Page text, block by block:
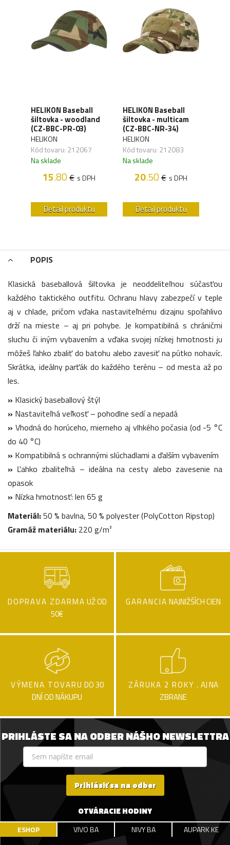
HELIKON Baseball
šiltovka - woodland
(CZ-BBC-PR-03)
HELIKON
Kód tovaru: 212067
Na sklade
15.80€ s DPH
Detail produktu
HELIKON Baseball
šiltovka - multicam
(CZ-BBC-NR-34)
HELIKON
Kód tovaru: 212083
Na sklade
20.50€ s DPH
Detail produktu
POPIS
Klasická baseballová šiltovka je neoddeliteľnou súčasťou
každého taktického outfitu. Ochranu hlavy zabezpečí v teple
aj v chlade, pričom vďaka nastaviteľnému dizajnu spoľahlivo
drží na mieste – aj pri pohybe. Je kompatibilná s chráničmi
sluchu či iným vybavením a vďaka svojej nízkej hmotnosti ju
môžeš ľahko zbaliť do batohu alebo zavesiť na pútko nohavíc.
Skrátka, ideálny parťák do každého terénu – od mesta až po
les.
» Klasický baseballový štýl
» Nastaviteľná veľkosť – pohodlne sedí a nepadá
» Vhodná do horúceho, mierneho aj vlhkého počasia (od -5 °C
do 40 °C)
» Kompatibilná s ochrannými slúchadlami a ďalším vybavením
» Ľahko zbaliteľná – ideálna na cesty alebo zavesenie na
opasok
» Nízka hmotnosť: len 65 g
Materiál:50 % bavlna, 50 % polyester (PolyCotton Ripstop)
Gramáž materiálu: 220 g/m²
DOPRAVA ZDARMA UŽ OD
50€
GARANCIA NAJNIŽŠÍCH CIEN
VÝMENA TOVARU DO 30
DNÍ OD NÁKUPU
ZÁRUKA 2 ROKY . AJ NA
ZBRANE
PRIHLÁSTE SA NA ODBER NÁŠHO NEWSLETTRA
Prihlásiť sa na odber
OTVÁRACIE HODINY
ESHOP VIVO BA NIVY BA AUPARK KE